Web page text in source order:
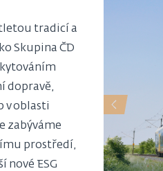
tradicí a
Skupina ČD
dopravě,
v oblasti
zabýváme
prostředí,
ESG
Předchozí